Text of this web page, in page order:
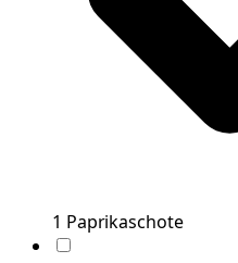
1 Paprikaschote